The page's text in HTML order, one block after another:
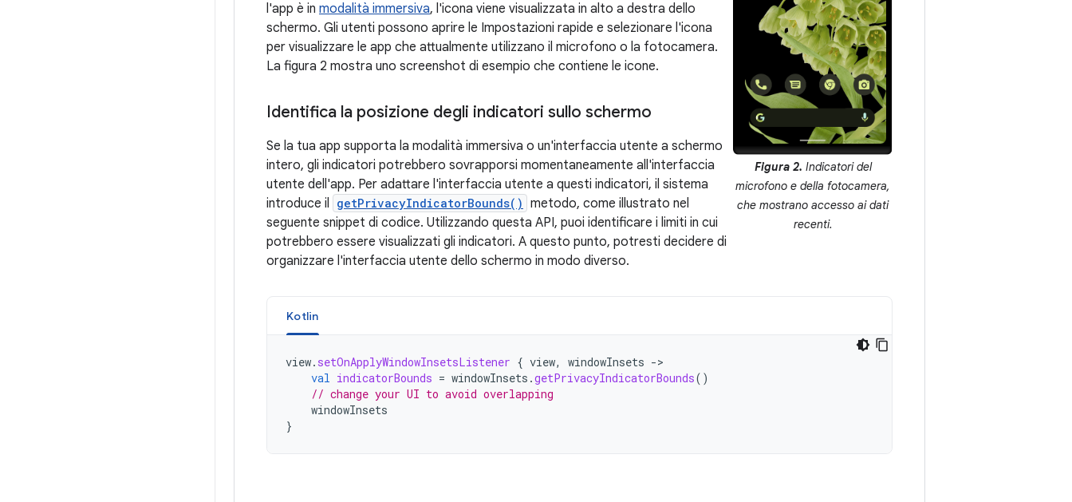
Figura 2. Indicatori del
microfono e della fotocamera,
che mostrano accesso ai dati
recenti.
l'app è in modalità immersiva, l'icona viene visualizzata in alto a destra dello
schermo. Gli utenti possono aprire le Impostazioni rapide e selezionare l'icona
per visualizzare le app che attualmente utilizzano il microfono o la fotocamera.
La figura 2 mostra uno screenshot di esempio che contiene le icone.
Identifica la posizione degli indicatori sullo schermo
Se la tua app supporta la modalità immersiva o un'interfaccia utente a schermo
intero, gli indicatori potrebbero sovrapporsi momentaneamente all'interfaccia
utente dell'app. Per adattare l'interfaccia utente a questi indicatori, il sistema
introduce il getPrivacyIndicatorBounds() metodo, come illustrato nel
seguente snippet di codice. Utilizzando questa API, puoi identificare i limiti in cui
potrebbero essere visualizzati gli indicatori. A questo punto, potresti decidere di
organizzare l'interfaccia utente dello schermo in modo diverso.
Kotlin
view. setOnApplyWindowInsetsListener { view, windowInsets -
val indicatorBounds = windowInsets .getPrivacyIndicatorBounds()
// change your UI to avoid overlapping
windowInsets
}